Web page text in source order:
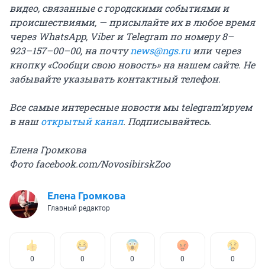
видео, связанные с городскими событиями и
происшествиями, — присылайте их в любое время
через WhatsApp, Viber и Telegram по номеру 8–
923–157–00–00, на почтуnews@ngs.ruили через
кнопку «Сообщи свою новость» на нашем сайте. Не
забывайте указывать контактный телефон.
Все самые интересные новости мы telegram’ируем
в нашоткрытый канал. Подписывайтесь.
Елена Громкова
Фото facebook.com/NovosibirskZoo
Елена Громкова
Главный редактор
0 0 0 0 0